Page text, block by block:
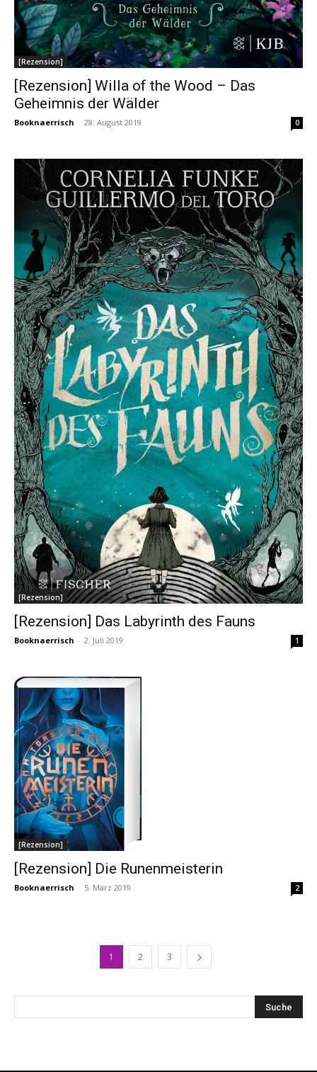
[Rezension]
[Rezension] Willa of the Wood – Das
Geheimnis der Wälder
Booknaerrisch - 28. August 2019 0
[Rezension]
[Rezension] Das Labyrinth des Fauns
Booknaerrisch - 2. Juli 2019 1
[Rezension]
[Rezension] Die Runenmeisterin
Booknaerrisch - 5. März 2019 2
1 2 3